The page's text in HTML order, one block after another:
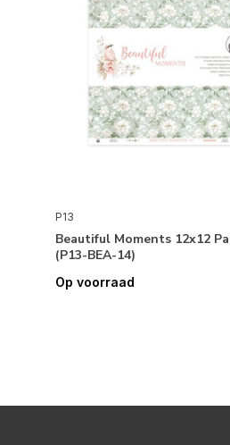
P13
Beautiful Moments 12x12
(P13-BEA-14)
Op voorraad